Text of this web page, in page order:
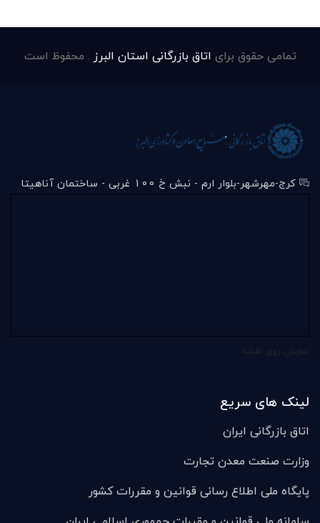
تمامی حقوق برای اتاق بازرگانی استان البرز . محفوظ است
کرج-مهرشهر-بلوار ارم - نبش خ 100 غربی - ساختمان آناهیتا
نمایش روی نقشه
لینک های سریع
اتاق بازرگانی ایران
وزارت صنعت معدن تجارت
پایگاه ملی اطلاع رسانی قوانین و مقررات کشور